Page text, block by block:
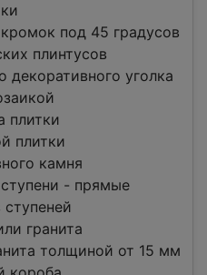
под 45 градусов
плинтусов
декоративного уголка
плитки
плитки
камня
- прямые
гранита
толщиной от 15 мм